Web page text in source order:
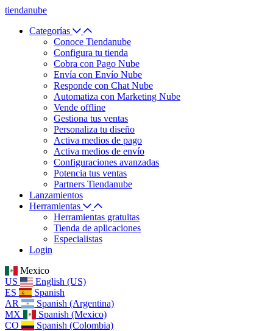
tiendanube
Categorías
Conoce Tiendanube
Configura tu tienda
Cobra con Pago Nube
Envía con Envío Nube
Responde con Chat Nube
Automatiza con Marketing Nube
Vende offline
Gestiona tus ventas
Personaliza tu diseño
Activa medios de pago
Activa medios de envío
Configuraciones avanzadas
Potencia tus ventas
Partners Tiendanube
Lanzamientos
Herramientas
Herramientas gratuitas
Tienda de aplicaciones
Especialistas
Login
Mexico
US
English (US)
ES
Spanish
AR
Spanish (Argentina)
MX
Spanish (Mexico)
CO
Spanish (Colombia)